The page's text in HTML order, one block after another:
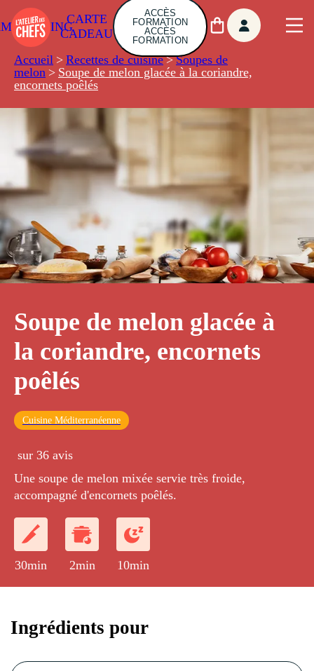
CARTE
CADEAU
ACCÈS
FORMATION
ACCÈS
FORMATION
Accueil > Recettes de cuisine > Soupes de
melon > Soupe de melon glacée à la coriandre,
encornets poêlés
Soupe de melon glacée à
la coriandre, encornets
poêlés
Cuisine Méditerranéenne
sur 36 avis
Une soupe de melon mixée servie très froide,
accompagné d'encornets poêlés.
30min 2min 10min
Ingrédients pour